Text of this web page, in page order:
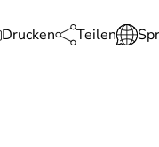
Drucken Teilen